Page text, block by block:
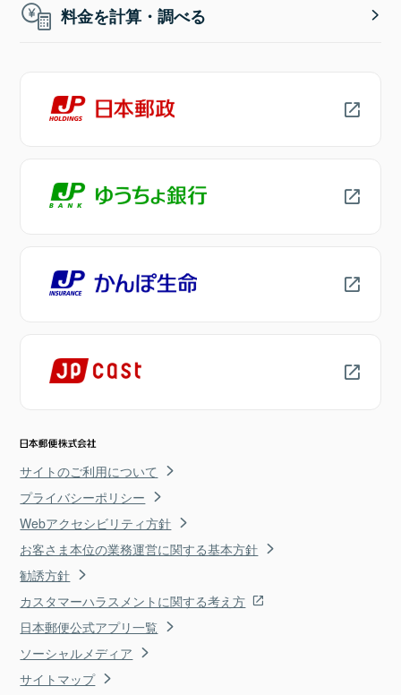
料金を計算・調べる
サイトのご利用について
プライバシーポリシー
Webアクセシビリティ方針
お客さま本位の業務運営に関する基本方針
勧誘方針
カスタマーハラスメントに関する考え方
日本郵便公式アプリ一覧
ソーシャルメディア
サイトマップ